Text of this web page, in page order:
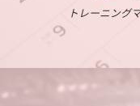
トレーニング